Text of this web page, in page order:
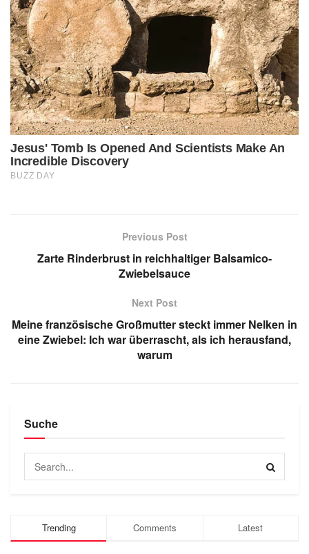
Previous Post
Zarte Rinderbrust in reichhaltiger Balsamico-
Zwiebelsauce
Next Post
Meine französische Großmutter steckt immer Nelken in
eine Zwiebel: Ich war überrascht, als ich herausfand,
warum
Suche
Trending Comments Latest